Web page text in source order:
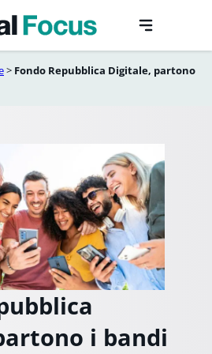
> Fondo Repubblica Digitale, partono
i bandi